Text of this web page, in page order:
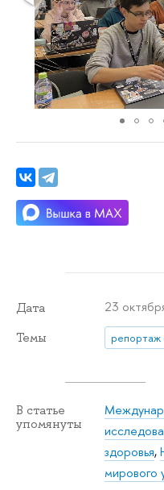
Дата 23
Темы репортаж
В статье
упомянуты
здоровья,
мирового